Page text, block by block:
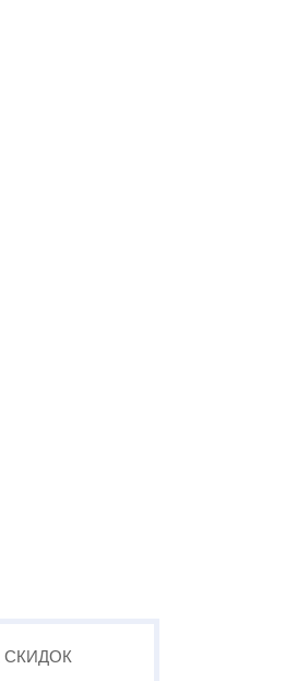
СКИДОК